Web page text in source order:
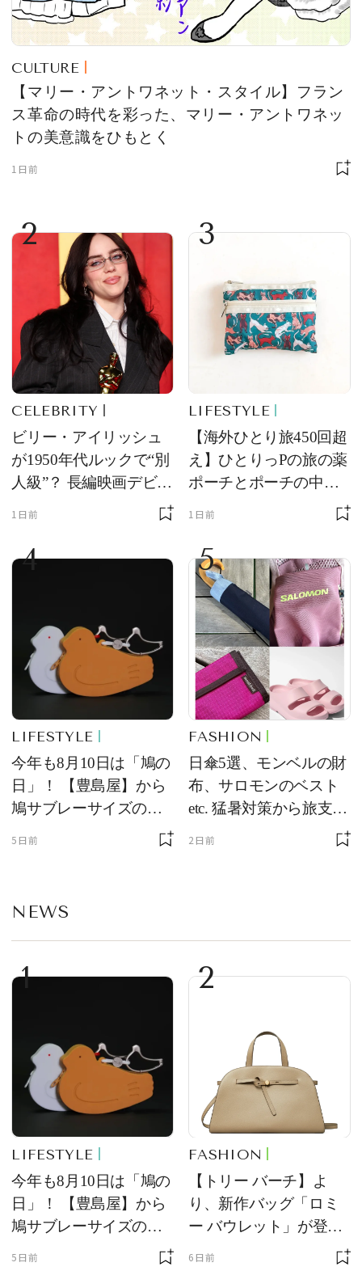
CULTURE
【マリー・アントワネット・スタイル】フラン
ス革命の時代を彩った、マリー・アントワネッ
トの美意識をひもとく
1日前
2
CELEBRITY
ビリー・アイリッシュ
が1950年代ルックで“別
人級”？ 長編映画デビュ
ー作の現場写真に反響
1日前
3
LIFESTYLE
【海外ひとり旅450回超
え】ひとりっPの旅の薬
ポーチとポーチの中身
を初公開！ 本当に使え
ム
1日前
4
LIFESTYLE
今年も8月10日は「鳩の
日」！ 【豊島屋】から
鳩サブレーサイズのポ
ーチ「はとっこ」を限
5日前
5
FASHION
日傘5選、モンベルの財
布、サロモンのベスト
etc. 猛暑対策から旅支度
まで！ ｜今週の人気記
2日前
NEWS
1
LIFESTYLE
今年も8月10日は「鳩の
日」！ 【豊島屋】から
鳩サブレーサイズのポ
ーチ「はとっこ」を限
5日前
2
FASHION
【トリー バーチ】よ
り、新作バッグ「ロミ
ー バウレット」が登
場！ デザイン性と収納
6日前